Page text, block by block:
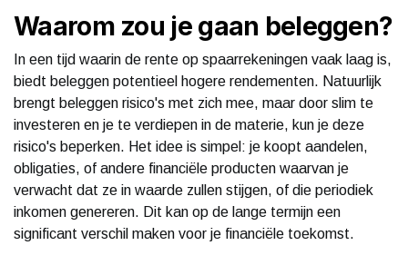
Waarom zou je gaan beleggen?
In een tijd waarin de rente op spaarrekeningen vaak laag is,
biedt beleggen potentieel hogere rendementen. Natuurlijk
brengt beleggen risico's met zich mee, maar door slim te
investeren en je te verdiepen in de materie, kun je deze
risico's beperken. Het idee is simpel: je koopt aandelen,
obligaties, of andere financiële producten waarvan je
verwacht dat ze in waarde zullen stijgen, of die periodiek
inkomen genereren. Dit kan op de lange termijn een
significant verschil maken voor je financiële toekomst.